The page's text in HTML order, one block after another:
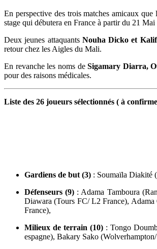
En perspective des trois matches amicaux
stage qui débutera en France à partir du 21
Deux jeunes attaquants Nouha Dicko et
retour chez les Aigles du Mali.
En revanche les noms deSigamary Diarra,
pour des raisons médicales.
Liste des 26 joueurs sélectionnés ( à
Gardiens de but (3) : Soumaïla Diakité
Défenseurs (9) : Adama Tamboura
Diawara (Tours FC/ L2 France),
France),
Milieux de terrain (10) : Tongo
espagne), Bakary Sako